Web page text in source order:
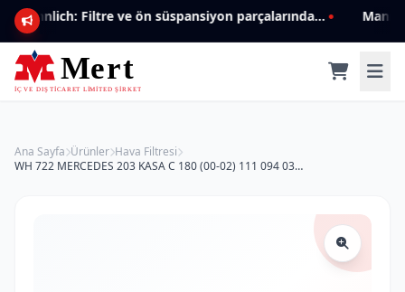
Mannlich: Filtre ve ön süspansiyon parçalarında genişleyen ürün yelpazesiyle kalite ve güven.
Ana Sayfa Ürünler Hava Filtresi
WH 722 MERCEDES 203 KASA C 180 (00-02) 111 094 0304 Hava Filtresi